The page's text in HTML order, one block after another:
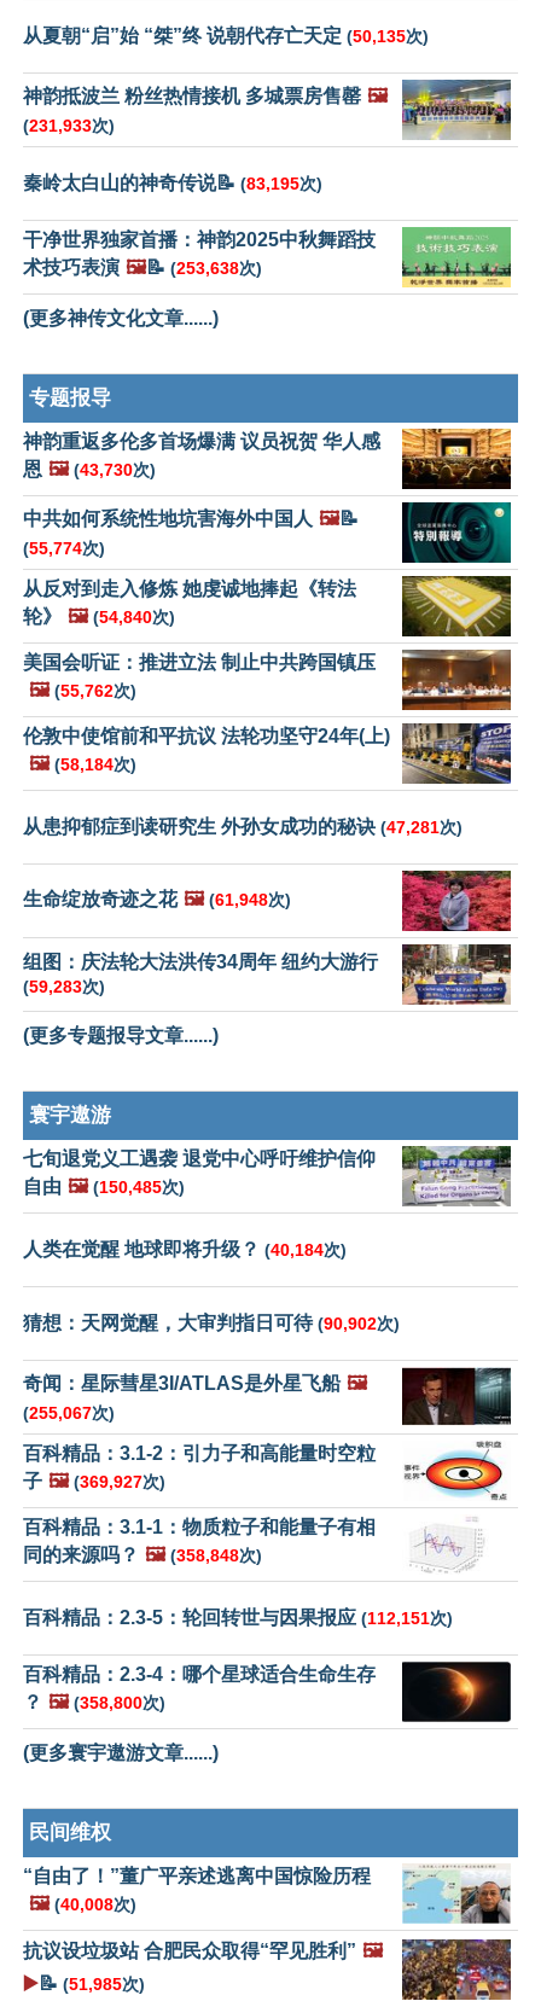
从夏朝“启”始 “桀”终 说朝代存亡天定 (50,135次)
神韵抵波兰 粉丝热情接机 多城票房售罄 🖼️
(231,933次)
秦岭太白山的神奇传说📝 (83,195次)
干净世界独家首播：神韵2025中秋舞蹈技
术技巧表演 🖼️📝 (253,638次)
(更多神传文化文章......)
专题报导
神韵重返多伦多首场爆满 议员祝贺 华人感
恩 🖼️ (43,730次)
中共如何系统性地坑害海外中国人 🖼️📝
(55,774次)
从反对到走入修炼 她虔诚地捧起《转法
轮》
🖼️ (54,840次)
美国会听证：推进立法 制止中共跨国镇压
🖼️ (55,762次)
伦敦中使馆前和平抗议 法轮功坚守24年(上)
🖼️ (58,184次)
从患抑郁症到读研究生 外孙女成功的秘诀 (47,281次)
生命绽放奇迹之花 🖼️ (61,948次)
组图：庆法轮大法洪传34周年 纽约大游行
(59,283次)
(更多专题报导文章......)
寰宇遨游
七旬退党义工遇袭 退党中心呼吁维护信仰
自由 🖼️ (150,485次)
人类在觉醒 地球即将升级？ (40,184次)
猜想：天网觉醒，大审判指日可待(90,902次)
奇闻：星际彗星3I/ATLAS是外星飞船 🖼️
(255,067次)
百科精品：3.1-2：引力子和高能量时空粒
子 🖼️ (369,927次)
百科精品：3.1-1：物质粒子和能量子有相
同的来源吗？ 🖼️ (358,848次)
百科精品：2.3-5：轮回转世与因果报应 (112,151次)
百科精品：2.3-4：哪个星球适合生命生存
？ 🖼️ (358,800次)
(更多寰宇遨游文章......)
民间维权
“自由了！”董广平亲述逃离中国惊险历程
🖼️ (40,008次)
抗议设垃圾站 合肥民众取得“罕见胜利” 🖼️
▶️📝 (51,985次)